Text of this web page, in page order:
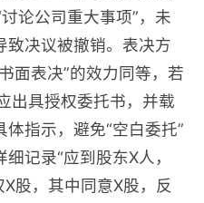
论公司重大事项”，未
致决议被撤销。表决方
面表决”的效力同等，若
出具授权委托书，并载
体指示，避免“空白委托”
记录“应到股东X人，
股，其中同意X股，反